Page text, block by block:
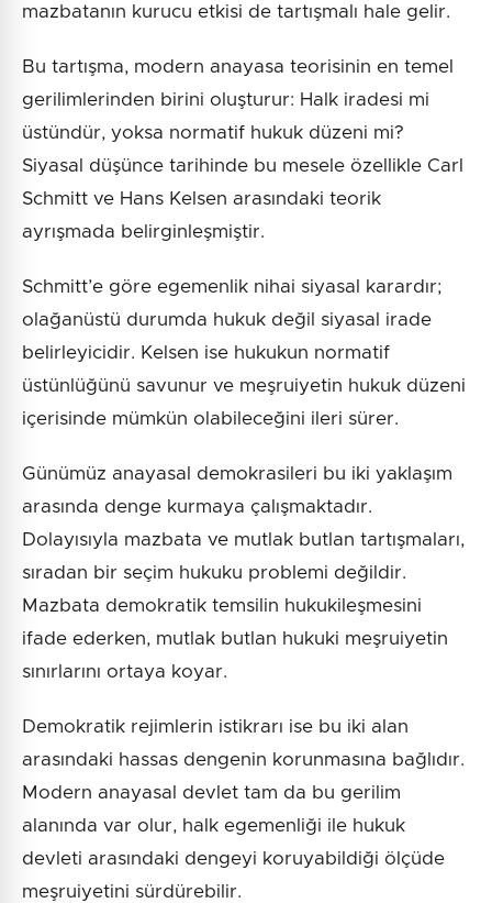
mazbatanın kurucu etkisi de tartışmalı hale gelir.
Bu tartışma, modern anayasa teorisinin en temel
gerilimlerinden birini oluşturur: Halk iradesi mi
üstündür, yoksa normatif hukuk düzeni mi?
Siyasal düşünce tarihinde bu mesele özellikle Carl
Schmitt ve Hans Kelsen arasındaki teorik
ayrışmada belirginleşmiştir.
Schmitt’e göre egemenlik nihai siyasal karardır;
olağanüstü durumda hukuk değil siyasal irade
belirleyicidir. Kelsen ise hukukun normatif
üstünlüğünü savunur ve meşruiyetin hukuk düzeni
içerisinde mümkün olabileceğini ileri sürer.
Günümüz anayasal demokrasileri bu iki yaklaşım
arasında denge kurmaya çalışmaktadır.
Dolayısıyla mazbata ve mutlak butlan tartışmaları,
sıradan bir seçim hukuku problemi değildir.
Mazbata demokratik temsilin hukukileşmesini
ifade ederken, mutlak butlan hukuki meşruiyetin
sınırlarını ortaya koyar.
Demokratik rejimlerin istikrarı ise bu iki alan
arasındaki hassas dengenin korunmasına bağlıdır.
Modern anayasal devlet tam da bu gerilim
alanında var olur, halk egemenliği ile hukuk
devleti arasındaki dengeyi koruyabildiği ölçüde
meşruiyetini sürdürebilir.